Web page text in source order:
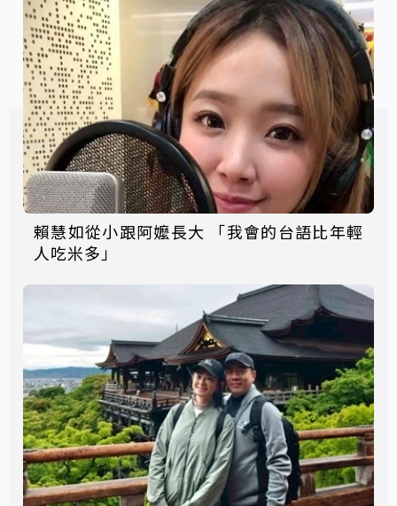
賴慧如從小跟阿嬤長大 「我會的台語比年輕
人吃米多」